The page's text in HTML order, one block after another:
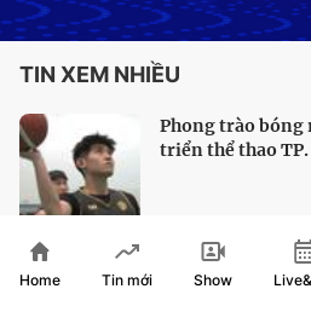
TIN XEM NHIỀU
Phong trào bóng
triển thể thao
Bóng bàn TP.
Home Tin mới Show